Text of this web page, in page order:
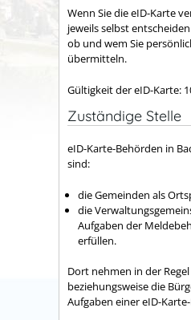
Wenn Sie die eID-Karte
jeweils selbst
ob und wem Sie
übermitteln.
Gültigkeit der eID-Karte:
Zuständige Stelle
eID-Karte-Behörden in
sind:
die Gemeinden als
die
Aufgaben der
erfüllen.
Dort nehmen in der
beziehungsweise die
Aufgaben einer eID-